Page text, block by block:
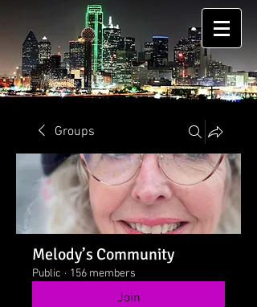
Groups
Melody’s Community
Public · 156 members
Join